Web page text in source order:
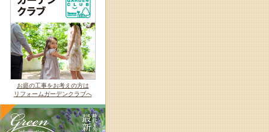
お庭の工事をお考えの方は
リフォームガーデンクラブへ